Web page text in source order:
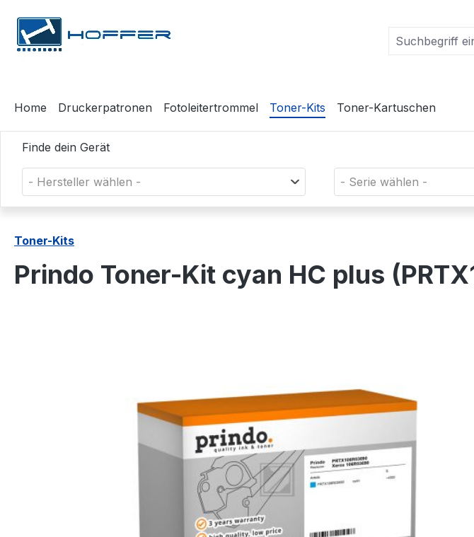
Hauptinhalt springen
Zur Suche springen
Zur Hauptnavigation springen
Home Druckerpatronen Fotoleitertrommel Toner-Kits Toner-Kartuschen
Finde dein Gerät
- Hersteller wählen - - Serie wählen -
Toner-Kits
Prindo Toner-Kit cyan HC plus